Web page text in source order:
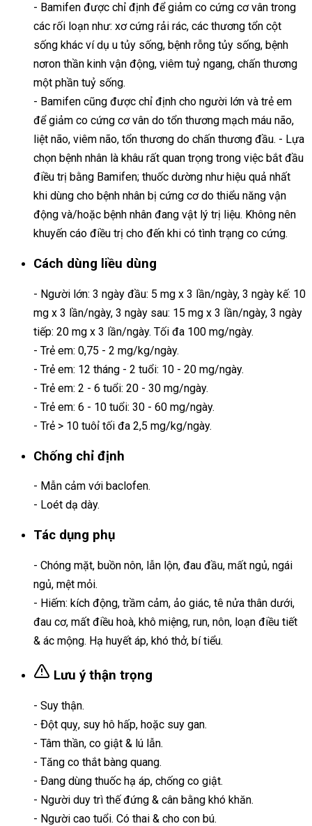
- Bamifen được chỉ định để giảm co cứng cơ vân trong
các rối loạn như: xơ cứng rải rác, các thương tổn cột
sống khác ví dụ u tủy sống, bệnh rỗng tủy sống, bệnh
nơron thần kinh vận động, viêm tuỷ ngang, chấn thương
một phần tuỷ sống.
- Bamifen cũng được chỉ định cho người lớn và trẻ em
để giảm co cứng cơ vân do tổn thương mạch máu não,
liệt não, viêm não, tổn thương do chấn thương đầu. - Lựa
chọn bệnh nhân là khâu rất quan trọng trong việc bắt đầu
điều trị bằng Bamifen; thuốc dường như hiệu quả nhất
khi dùng cho bệnh nhân bị cứng cơ do thiểu năng vận
động và/hoặc bệnh nhân đang vật lý trị liệu. Không nên
khuyến cáo điều trị cho đến khi có tình trạng co cứng.
Cách dùng liều dùng
- Người lớn: 3 ngày đầu: 5 mg x 3 lần/ngày, 3 ngày kế: 10
mg x 3 lần/ngày, 3 ngày sau: 15 mg x 3 lần/ngày, 3 ngày
tiếp: 20 mg x 3 lần/ngày. Tối đa 100 mg/ngày.
- Trẻ em: 0,75 - 2 mg/kg/ngày.
- Trẻ em: 12 tháng - 2 tuổi: 10 - 20 mg/ngày.
- Trẻ em: 2 - 6 tuổi: 20 - 30 mg/ngày.
- Trẻ em: 6 - 10 tuổi: 30 - 60 mg/ngày.
- Trẻ > 10 tuôỉ tối đa 2,5 mg/kg/ngày.
Chống chỉ định
- Mẫn cảm với baclofen.
- Loét dạ dày.
Tác dụng phụ
- Chóng mặt, buồn nôn, lẫn lộn, đau đầu, mất ngủ, ngái
ngủ, mệt mỏi.
- Hiếm: kích động, trầm cảm, ảo giác, tê nửa thân dưới,
đau cơ, mất điều hoà, khô miệng, run, nôn, loạn điều tiết
& ác mộng. Hạ huyết áp, khó thở, bí tiểu.
Lưu ý thận trọng
- Suy thận.
- Ðột quỵ, suy hô hấp, hoặc suy gan.
- Tâm thần, co giật & lú lẫn.
- Tăng co thắt bàng quang.
- Ðang dùng thuốc hạ áp, chống co giật.
- Người duy trì thế đứng & cân bằng khó khăn.
- Người cao tuổi. Có thai & cho con bú.